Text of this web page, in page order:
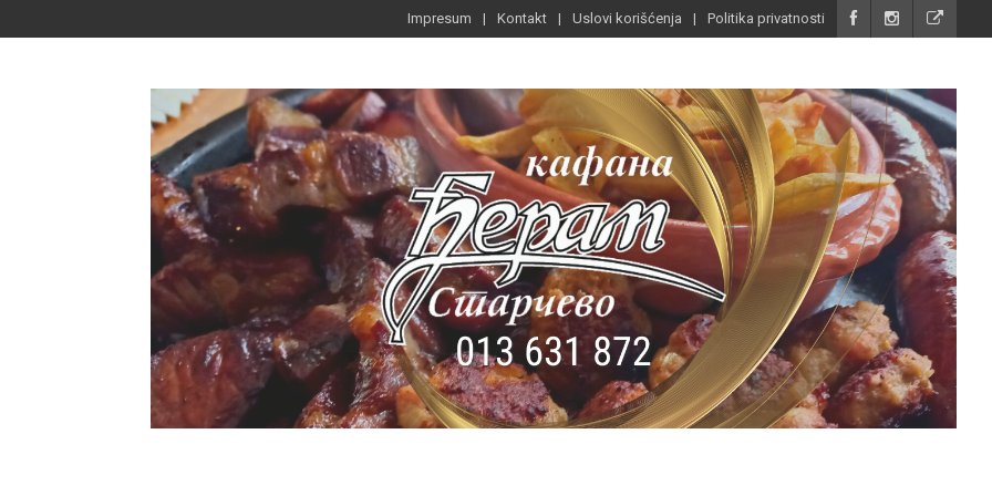
Impresum Kontakt Uslovi korišćenja Politika privatnosti